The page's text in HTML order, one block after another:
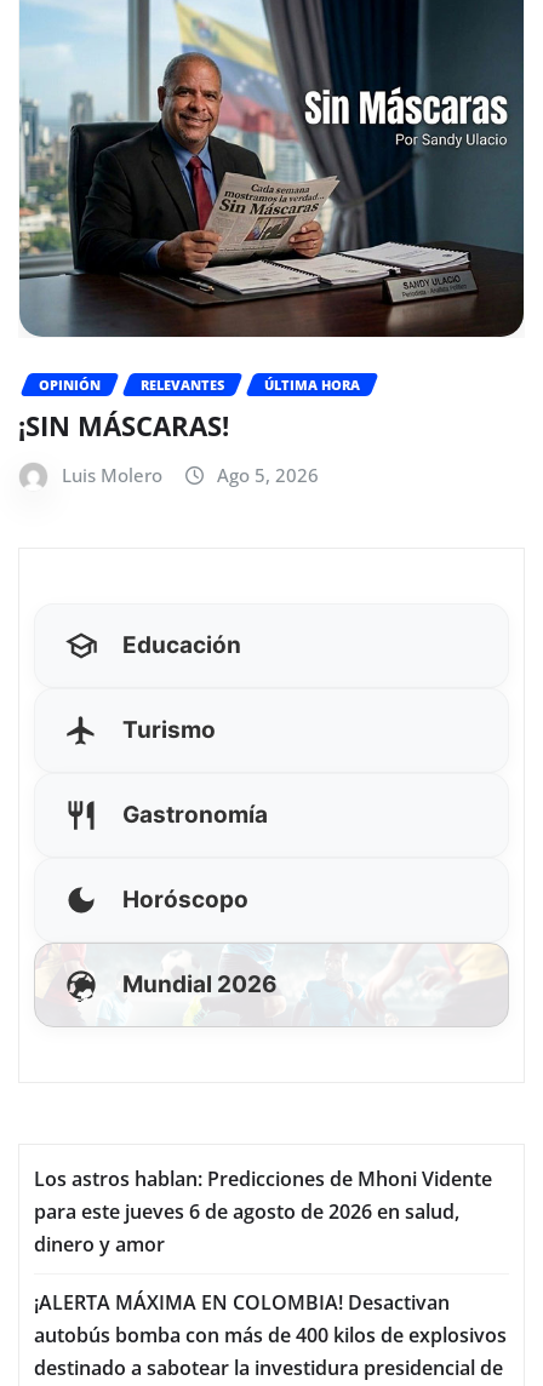
OPINIÓN RELEVANTES ÚLTIMA HORA
¡SIN MÁSCARAS!
Luis Molero Ago 5, 2026
Educación
Turismo
Gastronomía
Horóscopo
Mundial 2026
Los astros hablan: Predicciones de Mhoni Vidente
para este jueves 6 de agosto de 2026 en salud,
dinero y amor
¡ALERTA MÁXIMA EN COLOMBIA! Desactivan
autobús bomba con más de 400 kilos de explosivos
destinado a sabotear la investidura presidencial de